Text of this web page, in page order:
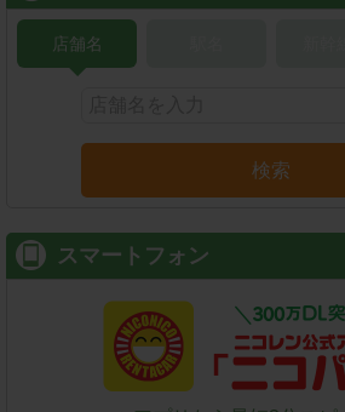
店舗名
検索
スマートフォン